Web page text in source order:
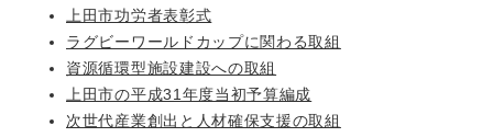
上田市功労者表彰式
ラグビーワールドカップに関わる取組
資源循環型施設建設への取組
上田市の平成31年度当初予算編成
次世代産業創出と人材確保支援の取組